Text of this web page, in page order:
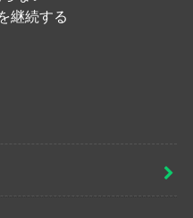
継続する